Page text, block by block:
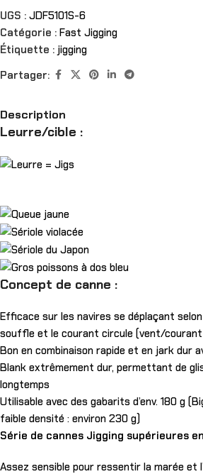
UGS : JDF5101S-6
Catégorie : Fast Jigging
Étiquette : jigging
Partager:
Description
Leurre/cible :
Concept de canne :
Efficace sur les navires se déplaçant
souffle et le courant circule (vent/courant
Bon en combinaison rapide et en jark dur
Blank extrêmement dur, permettant de
longtemps
Utilisable avec des gabarits d’env. 180 g
faible densité : environ 230 g)
Série de cannes Jigging supérieures
Assez sensible pour ressentir la marée et